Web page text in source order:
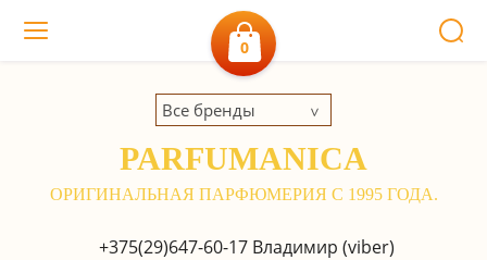
0
+375(29)647-60-17Владимир (viber)
Все бренды
PARFUMANICA
ОРИГИНАЛЬНАЯ ПАРФЮМЕРИЯ С 1995 ГОДА.